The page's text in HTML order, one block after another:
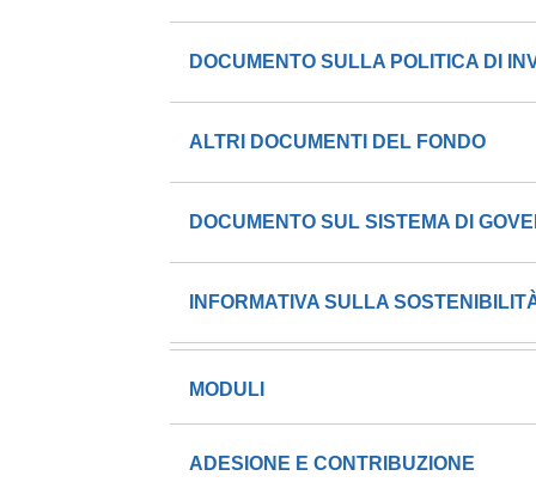
DOCUMENTO SULLA POLITICA DI
ALTRI DOCUMENTI DEL FONDO
DOCUMENTO SUL SISTEMA DI
INFORMATIVA SULLA
MODULI
ADESIONE E CONTRIBUZIONE